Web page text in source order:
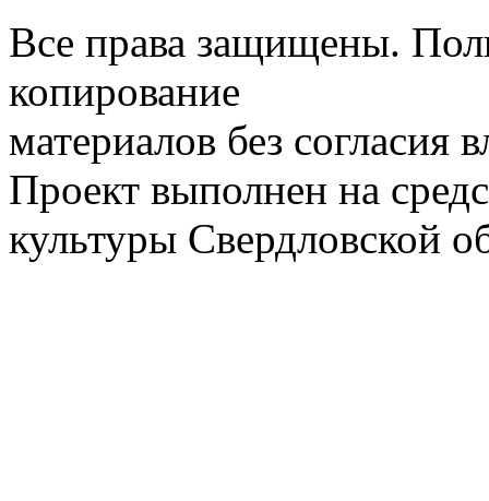
Все права защищены.
копирование
материалов без согласия
Проект выполнен на
культуры Свердловской